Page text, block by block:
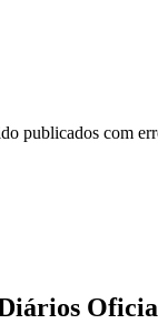
publicados com